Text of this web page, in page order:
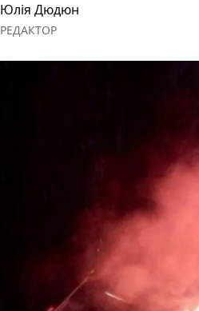
Юлія Дюдюн
РЕДАКТОР